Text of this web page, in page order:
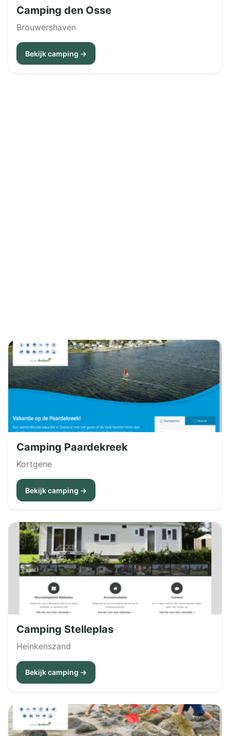
Camping den Osse
Brouwershaven
Bekijk camping →
Camping Paardekreek
Kortgene
Bekijk camping →
Camping Stelleplas
Heinkenszand
Bekijk camping →